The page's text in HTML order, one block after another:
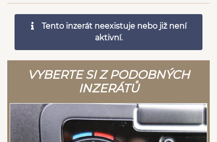
Tento inzerát neexistuje nebo již není
aktivní.
VYBERTE SI Z PODOBNÝCH
INZERÁTŮ